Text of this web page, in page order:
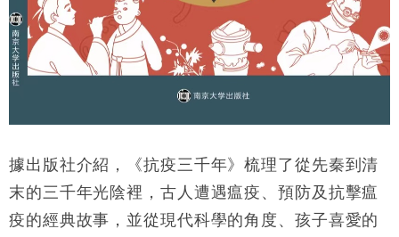
據出版社介紹，《抗疫三千年》梳理了從先秦到清
末的三千年光陰裡，古人遭遇瘟疫、預防及抗擊瘟
疫的經典故事，並從現代科學的角度、孩子喜愛的